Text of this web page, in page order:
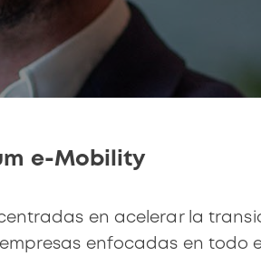
e-Mobility
en acelerar la
enfocadas en todo